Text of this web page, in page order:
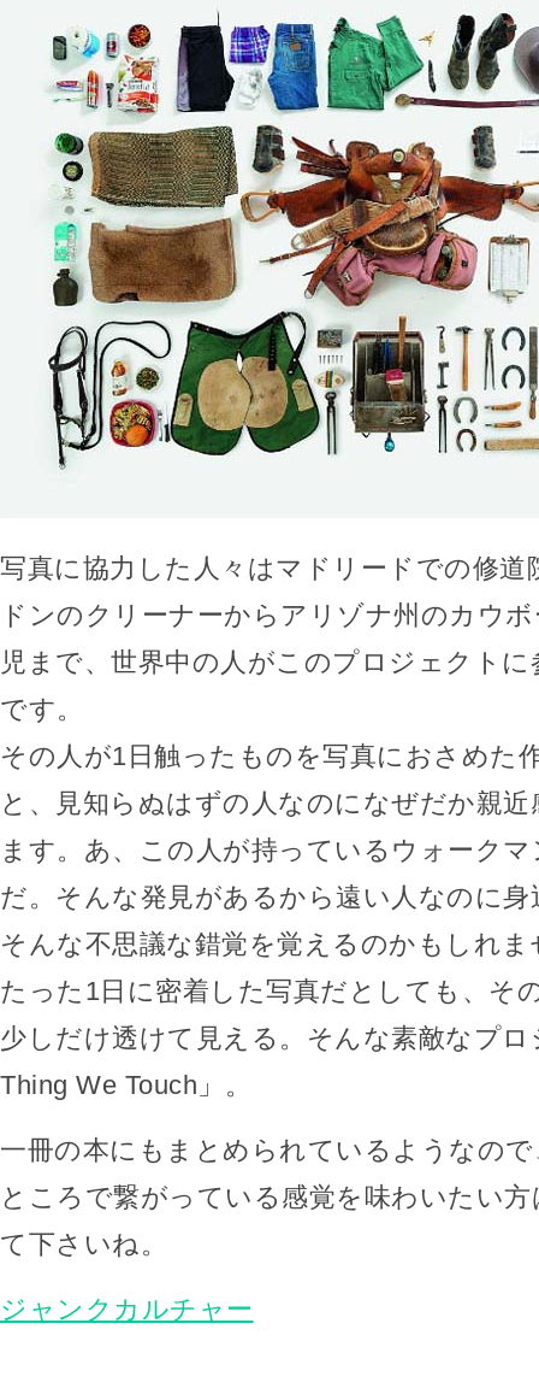
写真に協力した人々はマドリードでの修道
ドンのクリーナーからアリゾナ州のカウ
児まで、世界中の人がこのプロジェクト
です。
その人が1日触ったものを写真におさめた
と、見知らぬはずの人なのになぜだか親
ます。あ、この人が持っているウォーク
だ。そんな発見があるから遠い人なのに
そんな不思議な錯覚を覚えるのかもしれま
たった1日に密着した写真だとしても、そ
少しだけ透けて見える。そんな素敵なプ
Thing We Touch」。
一冊の本にもまとめられているようなの
ところで繋がっている感覚を味わいたい
て下さいね。
ジャンクカルチャー